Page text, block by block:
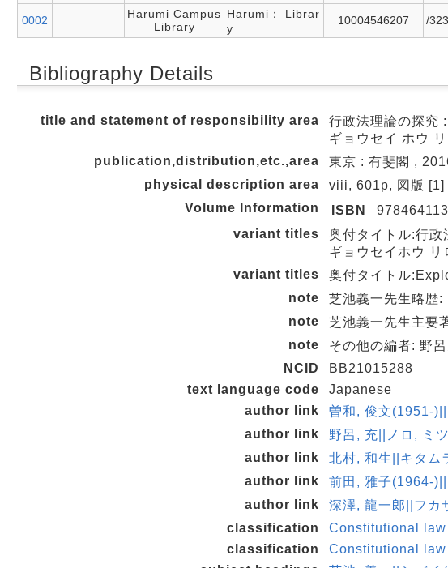
0002
Harumi Campus
Library
Harumi： Librar
y
10004546207 /
Bibliography Details
title and statement of responsibility area
行政法理論の探究
ギョウセイ ホウ
publication,distribution,etc.,area
東京 : 有斐閣 ,
physical description area
viii, 601p, 図版 [1]
Volume Information
ISBN
variant titles
奥付タイトル:行政
ギョウセイホウ リ
variant titles
奥付タイトル
note
芝池義一先生略歴
note
芝池義一先生主要
note
その他の編者: 野
NCID
BB21015288
text language code
Japanese
author link
曽和, 俊文(1951-
author link
野呂, 充||ノロ, ミ
author link
北村, 和生||キタム
author link
前田, 雅子(1964-
author link
深澤, 龍一郎||フカ
classification
Constitutional
classification
Constitutional